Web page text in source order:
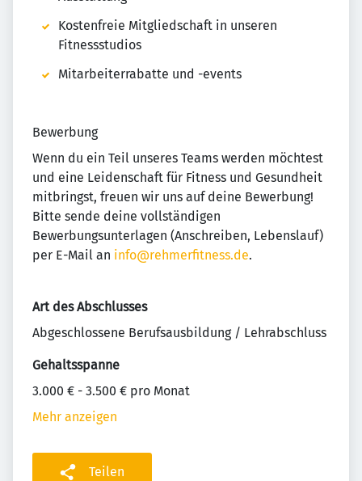
Kostenfreie Mitgliedschaft in unseren
Fitnessstudios
Mitarbeiterrabatte und -events
Bewerbung
Wenn du ein Teil unseres Teams werden möchtest
und eine Leidenschaft für Fitness und Gesundheit
mitbringst, freuen wir uns auf deine Bewerbung!
Bitte sende deine vollständigen
Bewerbungsunterlagen (Anschreiben, Lebenslauf)
per E-Mail an info@rehmerfitness.de.
Art des Abschlusses
Abgeschlossene Berufsausbildung / Lehrabschluss
Gehaltsspanne
3.000 € - 3.500 € pro Monat
Mehr anzeigen
Teilen